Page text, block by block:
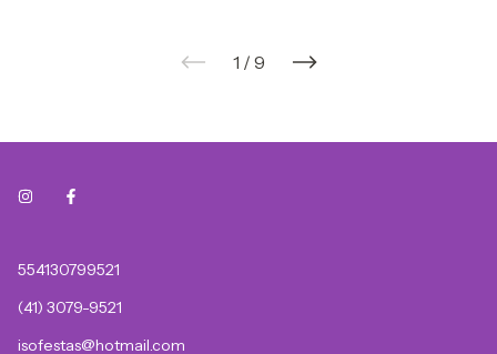
1 / 9
554130799521
(41) 3079-9521
isofestas@hotmail.com